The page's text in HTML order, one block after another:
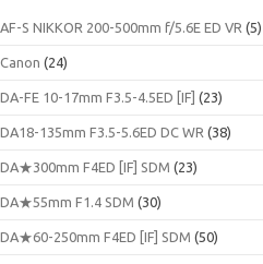
AF-S NIKKOR 200-500mm f/5.6E ED VR (5)
Canon (24)
DA-FE 10-17mm F3.5-4.5ED [IF] (23)
DA18-135mm F3.5-5.6ED DC WR (38)
DA★300mm F4ED [IF] SDM (23)
DA★55mm F1.4 SDM (30)
DA★60-250mm F4ED [IF] SDM (50)